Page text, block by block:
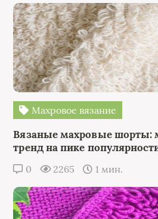
Махровое вязание
Вязаные махровые
тренд на пике
0 2265 1 мин.